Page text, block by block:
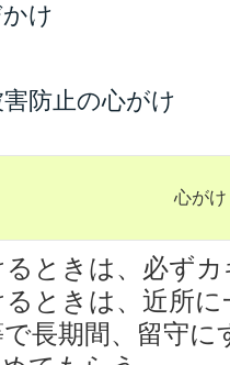
け
防止の心がけ
心がけ
るときは、必ず
るときは、近所
長期間、留守